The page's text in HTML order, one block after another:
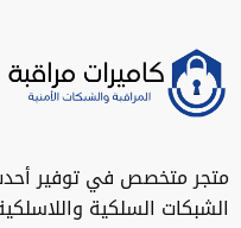
متجر متخصص في توفير أحدث
الشبكات السلكية